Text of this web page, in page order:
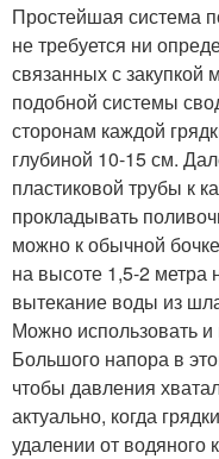
Простейшая система
не требуется ни
связанных с закупкой
подобной системы
сторонам каждой
глубиной 10-15 см.
пластиковой трубы к
прокладывать
можно к обычной
на высоте 1,5-2 метра
вытекание воды из
Можно использовать
Большого напора в
чтобы давления
актуально, когда
удалении от водяного